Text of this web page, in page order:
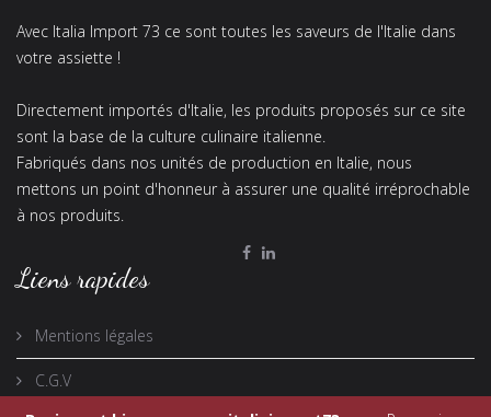
Avec Italia Import 73 ce sont toutes les saveurs de l'Italie dans
votre assiette !
Directement importés d'Italie, les produits proposés sur ce site
sont la base de la culture culinaire italienne.
Fabriqués dans nos unités de production en Italie, nous
mettons un point d'honneur à assurer une qualité irréprochable
à nos produits.
Liens rapides
Mentions légales
C.G.V